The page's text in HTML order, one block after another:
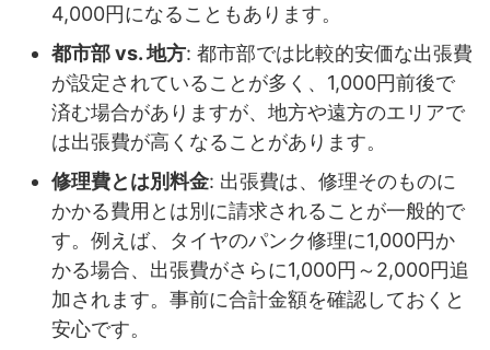
4,000円になることもあります。
都市部 vs. 地方: 都市部では比較的安価な出張費
が設定されていることが多く、1,000円前後で
済む場合がありますが、地方や遠方のエリアで
は出張費が高くなることがあります。
修理費とは別料金: 出張費は、修理そのものに
かかる費用とは別に請求されることが一般的で
す。例えば、タイヤのパンク修理に1,000円か
かる場合、出張費がさらに1,000円～2,000円追
加されます。事前に合計金額を確認しておくと
安心です。